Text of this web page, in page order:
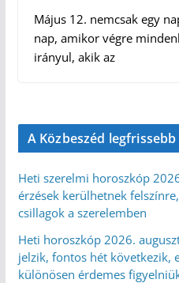
Május 12. nemcsak egy
nap, amikor végre
irányul, akik az
A Közbeszéd
Heti szerelmi horoszkóp
érzések kerülhetnek
csillagok a szerelemben
Heti horoszkóp 2026.
jelzik, fontos hét következik,
különösen érdemes